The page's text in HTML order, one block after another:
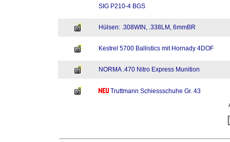
SIG P210-4 BGS
Hülsen: .308WIN, .338LM, 6mmBR
Kestrel 5700 Ballistics mit Hornady 4DOF
NORMA .470 Nitro Express Munition
Truttmann Schiessschuhe Gr. 43